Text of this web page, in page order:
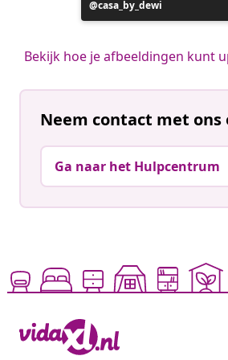
Bericht
gepubliceerd
casa_by_dewi
Bekijk hoe je afbeeldingen kunt
Neem contact met ons
Ga naar het Hulpcentrum